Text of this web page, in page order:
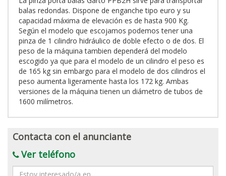
balas redondas. Dispone de enganche tipo euro y su
capacidad máxima de elevación es de hasta 900 Kg.
Según el modelo que escojamos podemos tener una
pinza de 1 cilindro hidráulico de doble efecto o de dos. El
peso de la máquina tambien dependerá del modelo
escogido ya que para el modelo de un cilindro el peso es
de 165 kg sin embargo para el modelo de dos cilindros el
peso aumenta ligeramente hasta los 172 kg. Ambas
versiones de la máquina tienen un diámetro de tubos de
1600 milímetros.
Contacta con el anunciante
Ver teléfono
Mensaje